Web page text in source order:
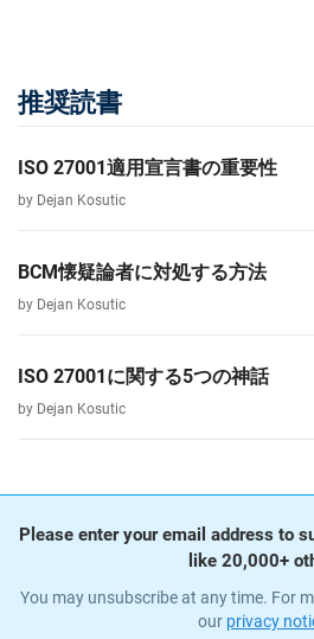
推奨読書
ISO 27001適用宣言書の重要性
by Dejan Kosutic
BCM懐疑論者に対処する方法
by Dejan Kosutic
ISO 27001に関する5つの神話
by Dejan Kosutic
Please enter your email address to
like 20,000+
You may unsubscribe at any time. For
our privacy